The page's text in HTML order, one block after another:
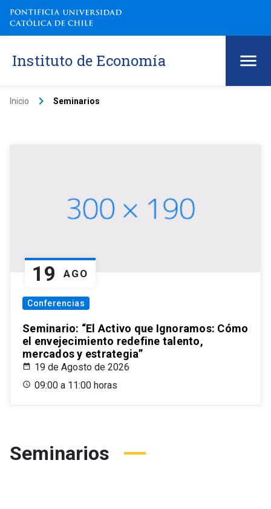
Instituto de Economía
Inicio keyboard_arrow_right Seminarios
19 AGO
Conferencias
Seminario: “El Activo que Ignoramos: Cómo
el envejecimiento redefine talento,
mercados y estrategia”
19 de Agosto de 2026
09:00 a 11:00 horas
Seminarios